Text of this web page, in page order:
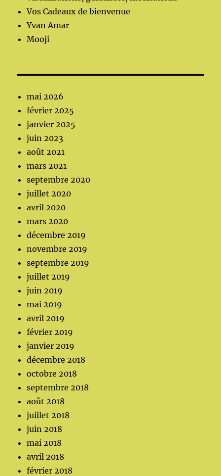
Vos Cadeaux de bienvenue
Yvan Amar
Mooji
mai 2026
février 2025
janvier 2025
juin 2023
août 2021
mars 2021
septembre 2020
juillet 2020
avril 2020
mars 2020
décembre 2019
novembre 2019
septembre 2019
juillet 2019
juin 2019
mai 2019
avril 2019
février 2019
janvier 2019
décembre 2018
octobre 2018
septembre 2018
août 2018
juillet 2018
juin 2018
mai 2018
avril 2018
février 2018